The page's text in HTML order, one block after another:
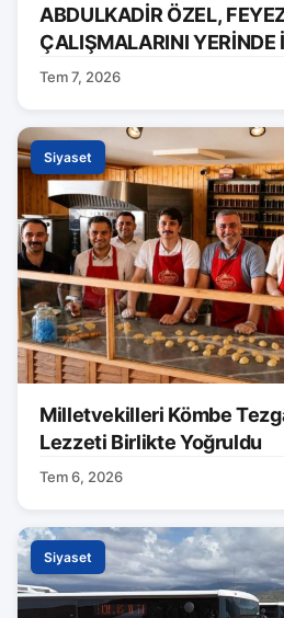
ABDULKADİR ÖZEL,
ÇALIŞMALARINI YERİNDE
Tem 7, 2026
Siyaset
Milletvekilleri Kömbe
Lezzeti Birlikte Yoğruldu
Tem 6, 2026
Siyaset